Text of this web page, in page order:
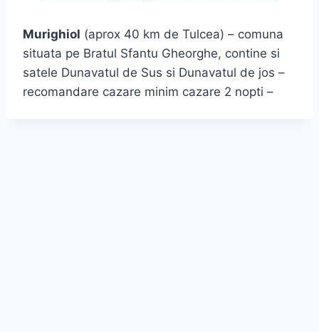
Murighiol (aprox 40 km de Tulcea) – comuna
situata pe Bratul Sfantu Gheorghe, contine si
satele Dunavatul de Sus si Dunavatul de jos –
recomandare cazare minim cazare 2 nopti –